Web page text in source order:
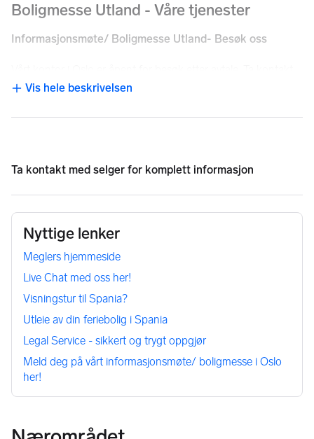
Boligmesse Utland - Våre tjenester
Informasjonsmøte/ Boligmesse Utland- Besøk oss
med oss, så avtaler vi et møte hvor vi presenterer et bredt
Costa del Sol.
Utland / informasjonsmøter, hvor vi gir deg en grundig
gjennomgang av boligmarkedet i Spania og presenterer
aktuelle eiendommer for salg.
Oslo:
Søndag 10. mai: kl. 12:00 – 15:00
Mandag 11. mai: kl. 10:00 – 16:00
Sted: Feriebolig Utland, Nedre Slottsgate 13-15, Oslo (100 m
Spania:
Mandag 11. mai: kl. 10:00 – 16:00
Vis hele beskrivelsen
NB: Knappen for å vise hele beskrivelsen har kun en visuell
Ta kontakt med selger for komplett informasjon
Nyttige lenker
Meglers hjemmeside
Live Chat med oss her!
Visningstur til Spania?
Utleie av din feriebolig i Spania
Legal Service - sikkert og trygt oppgjør
Meld deg på vårt informasjonsmøte/ boligmesse i Oslo
her!